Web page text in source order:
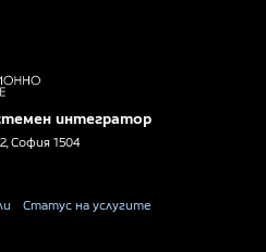
интегратор
София 1504
Статус на услугите